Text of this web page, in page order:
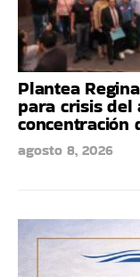
Plantea
para crisis del
concentración
agosto 8, 2026